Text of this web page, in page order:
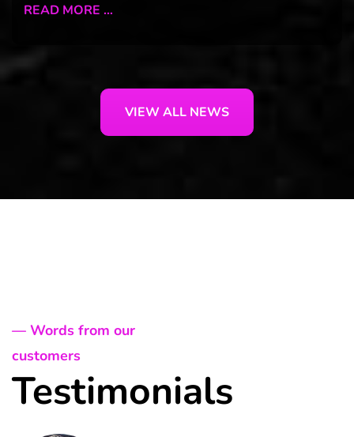
READ MORE …
VIEW ALL NEWS
— Words from our
customers
Testimonials